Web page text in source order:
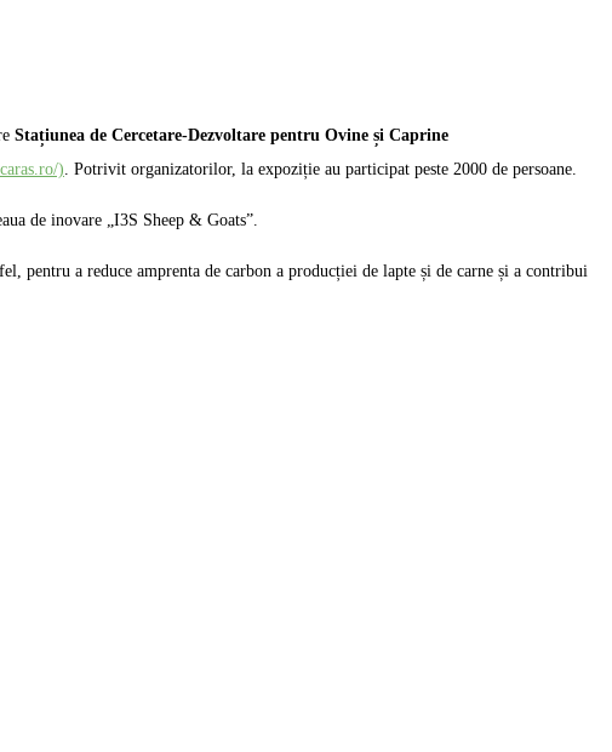
Stațiunea de Cercetare-Dezvoltare pentru Ovine și Caprine
) . Potrivit organizatorilor, la expoziție au participat peste 2000 de persoane.
de inovare „I3S Sheep & Goats”.
pentru a reduce amprenta de carbon a producției de lapte și de carne și a contribui